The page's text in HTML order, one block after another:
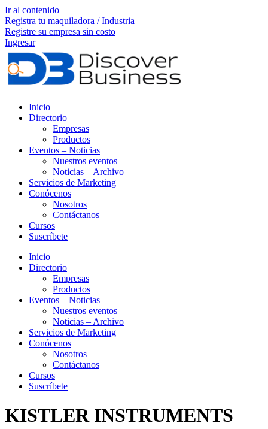
Ir al contenido
Registra tu maquiladora / Industria
Registre su empresa sin costo
Ingresar
Inicio
Directorio
Empresas
Productos
Eventos – Noticias
Nuestros eventos
Noticias – Archivo
Servicios de Marketing
Conócenos
Nosotros
Contáctanos
Cursos
Suscríbete
Inicio
Directorio
Empresas
Productos
Eventos – Noticias
Nuestros eventos
Noticias – Archivo
Servicios de Marketing
Conócenos
Nosotros
Contáctanos
Cursos
Suscríbete
KISTLER INSTRUMENTS